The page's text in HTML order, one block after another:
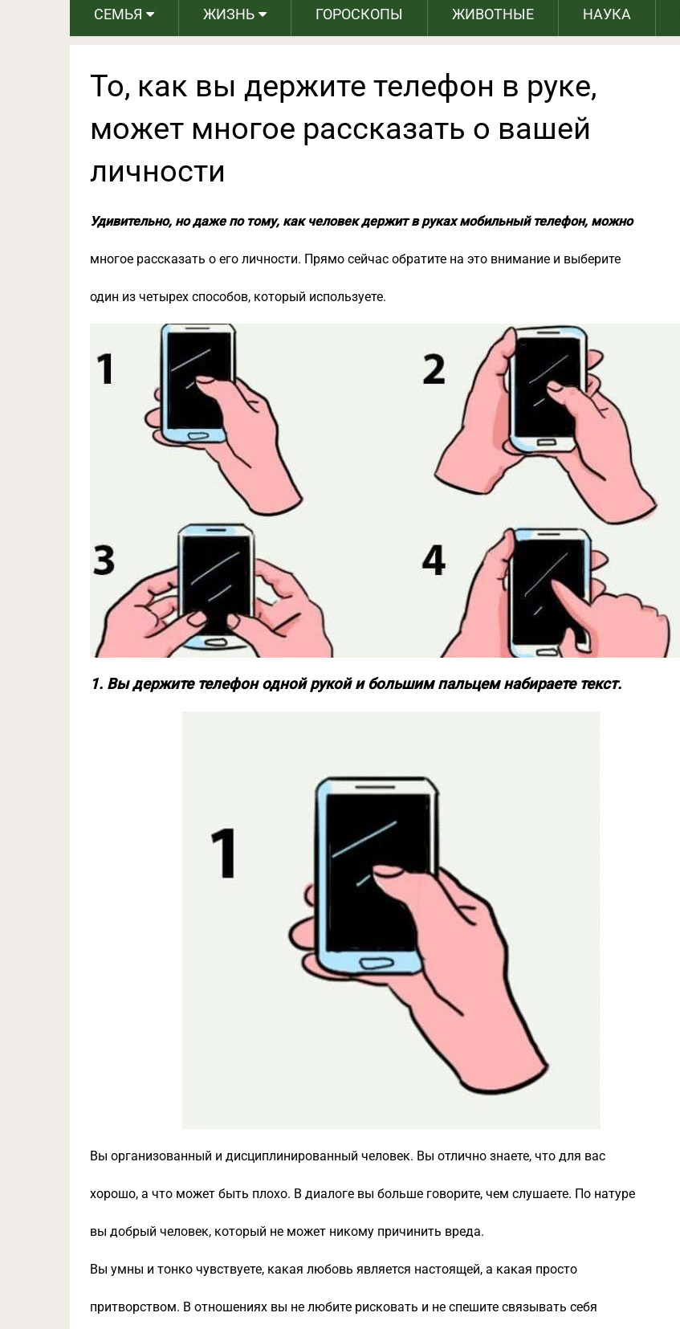
СЕМЬЯ ЖИЗНЬ ГОРОСКОПЫ ЖИВОТНЫЕ НАУКА
То, как вы держите телефон в руке,
может многое рассказать о вашей
личности
Удивительно, но даже по тому, как человек держит в руках мобильный телефон, можно
многое рассказать о его личности. Прямо сейчас обратите на это внимание и выберите
один из четырех способов, который используете.
1. Вы держите телефон одной рукой и большим пальцем набираете текст.
Вы организованный и дисциплинированный человек. Вы отлично знаете, что для вас
хорошо, а что может быть плохо. В диалоге вы больше говорите, чем слушаете. По натуре
вы добрый человек, который не может никому причинить вреда.
Вы умны и тонко чувствуете, какая любовь является настоящей, а какая просто
притворством. В отношениях вы не любите рисковать и не спешите связывать себя